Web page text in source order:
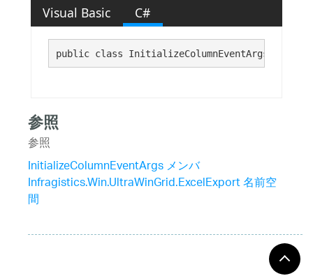
Visual Basic C#
public class InitializeColumnEventArgs :
参照
参照
InitializeColumnEventArgs メンバ
Infragistics.Win.UltraWinGrid.ExcelExport 名前空
間